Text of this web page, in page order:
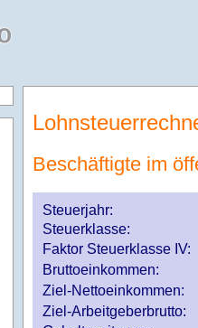
Beschäftigte im
Steuerjahr:
Steuerklasse:
Faktor Steuerklasse IV:
Bruttoeinkommen:
Ziel-Nettoeinkommen:
Ziel-Arbeitgeberbrutto: